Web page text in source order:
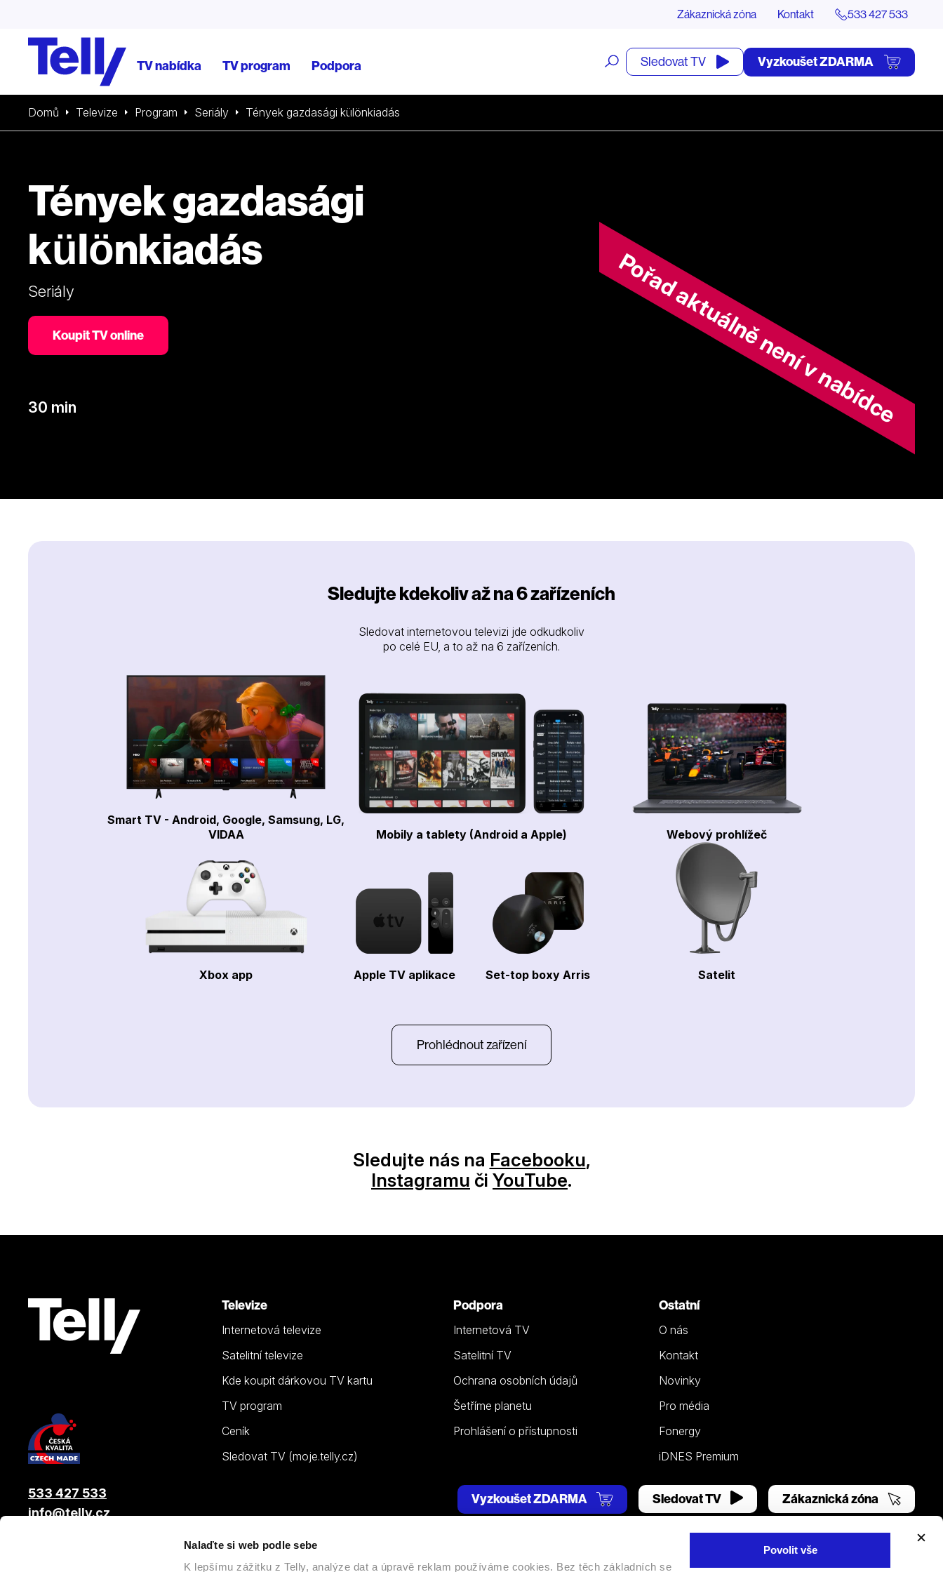
Nalaďte si web podle sebe
K lepšímu zážitku z Telly, analýze dat a úpravě reklam používáme cookies. Bez těch základních se
Povolit vše
Zákaznická zóna Kontakt 533 427 533
TV nabídka TV program Podpora
Otevřít
vyhledávání
Sledovat TV Vyzkoušet ZDARMA
Domů Televize Program Seriály Tények gazdasági különkiadás
Pořad aktuálně není v nabídce
Tények gazdasági
különkiadás
Seriály
Koupit TV online
30 min
Sledujte kdekoliv až na 6 zařízeních
Sledovat internetovou televizi jde odkudkoliv
po celé EU, a to až na 6 zařízeních.
Smart TV - Android, Google, Samsung, LG,
VIDAA
Mobily a tablety (Android a Apple) Webový prohlížeč
Xbox app Apple TV aplikace Set-top boxy Arris Satelit
Prohlédnout zařízení
Sledujte nás na Facebooku,
Instagramu či YouTube.
Televize
Internetová televize
Satelitní televize
Kde koupit dárkovou TV kartu
TV program
Ceník
Sledovat TV (moje.telly.cz)
Podpora
Internetová TV
Satelitní TV
Ochrana osobních údajů
Šetříme planetu
Prohlášení o přístupnosti
Ostatní
O nás
Kontakt
Novinky
Pro média
Fonergy
iDNES Premium
533 427 533
info@telly.cz
Vyzkoušet ZDARMA Sledovat TV Zákaznická zóna
, člen skupiny LAMA ENERGY GROUP | Všechna práva vyhrazena. |Nastavení cookies